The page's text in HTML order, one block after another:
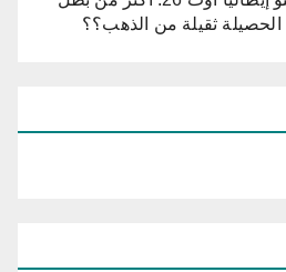
ثقيلة من الذهب؟؟